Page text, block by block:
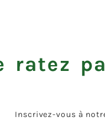
ratez
Inscrivez-vous à